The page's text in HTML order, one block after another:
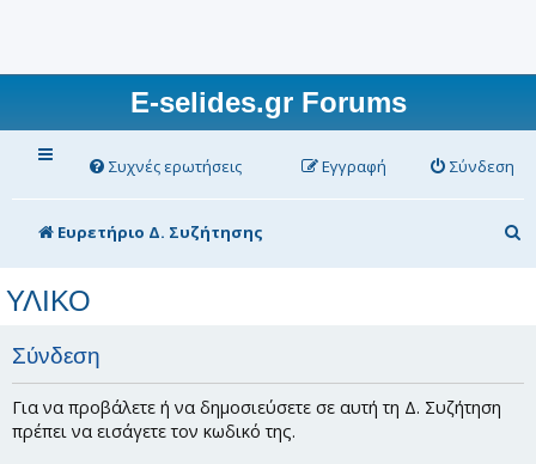
E-selides.gr Forums
Συχνές ερωτήσεις Σύνδεση
Εγγραφή
Ευρετήριο Δ. Συζήτησης
ν
ΥΛΙΚΟ
Σύνδεση
Για να προβάλετε ή να δημοσιεύσετε σε αυτή τη Δ. Συζήτηση
πρέπει να εισάγετε τον κωδικό της.